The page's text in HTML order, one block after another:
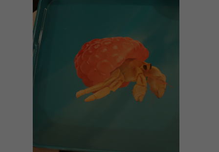
AÑADIR AL CARRITO